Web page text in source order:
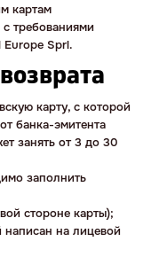
картам
с требованиями
Europe Sprl.
карту, с которой
банка-эмитента
занять от 3 до 30
заполнить
стороне карты);
написан на лицевой